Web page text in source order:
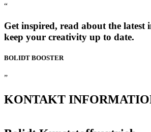
“
Get inspired, read about the latest
keep your creativity up to date.
BOLIDT BOOSTER
”
KONTAKT